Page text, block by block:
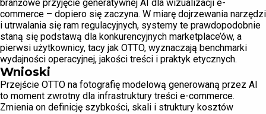
branżowe przyjęcie generatywnej AI dla wizualizacji e-
commerce – dopiero się zaczyna. W miarę dojrzewania narzędzi
i utrwalania się ram regulacyjnych, systemy te prawdopodobnie
staną się podstawą dla konkurencyjnych marketplace’ów, a
pierwsi użytkownicy, tacy jak OTTO, wyznaczają benchmarki
wydajności operacyjnej, jakości treści i praktyk etycznych.
Wnioski
Przejście OTTO na fotografię modelową generowaną przez AI
to moment zwrotny dla infrastruktury treści e-commerce.
Zmienia on definicję szybkości, skali i struktury kosztów